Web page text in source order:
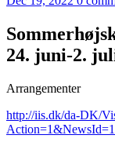
24. juni-2.
Arrangementer
http://iis.dk/da-DK/